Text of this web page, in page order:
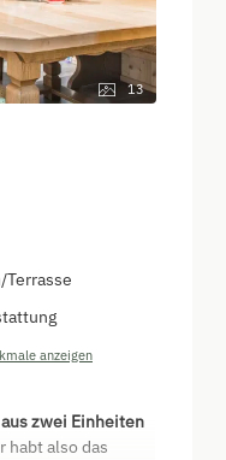
13
Terrasse
anzeigen
zwei Einheiten
habt also das